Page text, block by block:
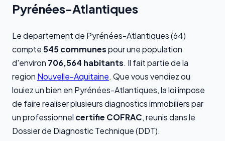
Pyrénées-Atlantiques
Le departement de Pyrénées-Atlantiques (64)
compte 545 communespour une population
d'environ 706,564 habitants. Il fait partie de la
region Nouvelle-Aquitaine. Que vous vendiez ou
louiez un bien en Pyrénées-Atlantiques, la loi impose
de faire realiser plusieurs diagnostics immobiliers par
un professionnel certifie COFRAC, reunis dans le
Dossier de Diagnostic Technique (DDT).